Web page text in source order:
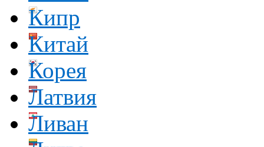
Кипр
Китай
Корея
Латвия
Ливан